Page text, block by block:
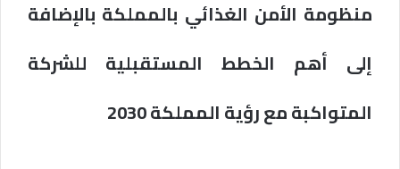
منظومة الأمن الغذائي بالمملكة بالإضافة
إلى أهم الخطط المستقبلية للشركة
المتواكبة مع رؤية المملكة 2030